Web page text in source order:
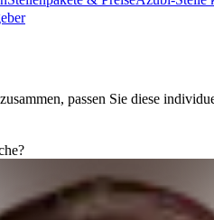
passen Sie diese